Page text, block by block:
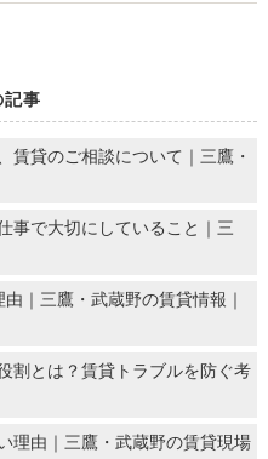
記事
賃貸のご相談について｜三鷹・
事で大切にしていること｜三
｜三鷹・武蔵野の賃貸情報｜
割とは？賃貸トラブルを防ぐ考
理由｜三鷹・武蔵野の賃貸現場